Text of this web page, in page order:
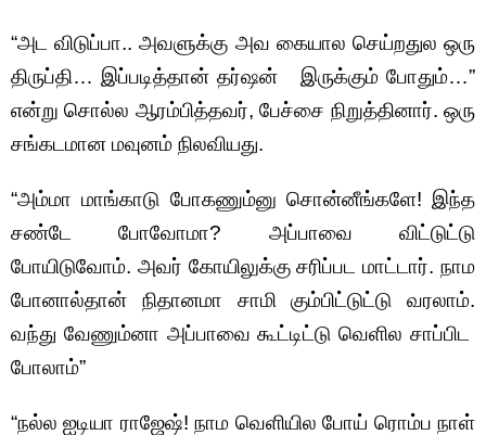
“அட விடுப்பா.. அவளுக்கு அவ கையால செய்றதுல ஒரு
திருப்தி… இப்படித்தான் தர்ஷன் இருக்கும் போதும்…”
என்று சொல்ல ஆரம்பித்தவர், பேச்சை நிறுத்தினார். ஒரு
சங்கடமான மவுனம் நிலவியது.
“அம்மா மாங்காடு போகணும்னு சொன்னீங்களே! இந்த
சண்டே போவோமா? அப்பாவை விட்டுட்டு
போயிடுவோம். அவர் கோயிலுக்கு சரிப்பட மாட்டார். நாம
போனால்தான் நிதானமா சாமி கும்பிட்டுட்டு வரலாம்.
வந்து வேணும்னா அப்பாவை கூட்டிட்டு வெளில சாப்பிட
போலாம்”
“நல்ல ஐடியா ராஜேஷ்! நாம வெளியில போய் ரொம்ப நாள்